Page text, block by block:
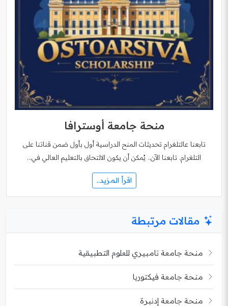
منحة جامعة أوسترافا
تابعنا عالتلغرام تحديثات المنح الدراسية أول بأول ضمن قناتنا على
التلغرام. تابعنا الآن.. يُمكن أن يكون الالتحاق بالتعليم العالي في…
اقرأ المزيد..
مقالات مرتبطة
منحة جامعة تامبيري للعلوم التطبيقية
منحة جامعة فيكتوريا
منحة جامعة إدنبرة